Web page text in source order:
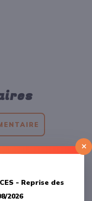
×
- Reprise des
2026